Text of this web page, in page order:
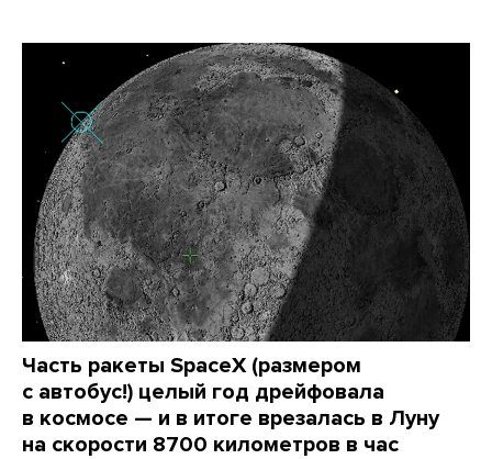
Часть ракеты SpaceX (размером
с автобус!) целый год дрейфовала
в космосе — и в итоге врезалась в Луну
на скорости 8700 километров в час